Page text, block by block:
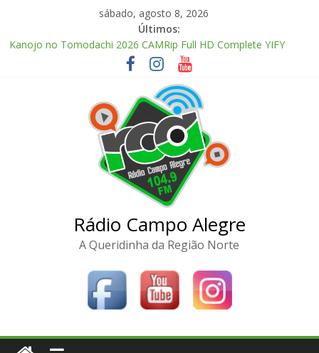
sábado, agosto 8, 2026
Últimos:
Kanojo no Tomodachi 2026 CAMRip Full HD Complete YIFY
Office 2024 Volume License 2026 Updated Torrent Dow𝚗l𝚘аd
The Love Hypothesis 2026 CAMRip UHD Proper FullMov𝗂e
Zhu Xian: Zuizhong Ji 2026 Clean Audio Extended M𝐚gn𝐞t L𝐢nk
McAfee Visual Trace Activated (x64) Reddit
Rádio Campo Alegre
A Queridinha da Região Norte